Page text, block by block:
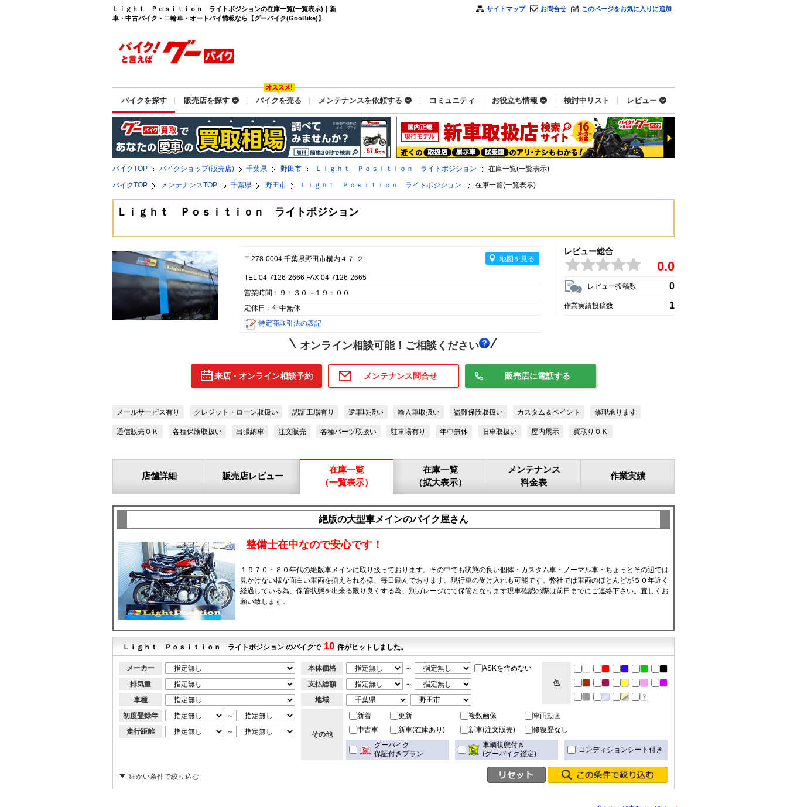
Ｌｉｇｈｔ Ｐｏｓｉｔｉｏｎ ライトポジションの在庫一覧(一覧表示)｜新
車・中古バイク・二輪車・オートバイ情報なら【グーバイク(GooBike)】
サイトマップ お問合せ このページをお気に入りに追加
バイクを探す 販売店を探す バイクを売る メンテナンスを依頼する コミュニティ お役立ち情報 検討中リスト レビュー
バイクTOP バイクショップ(販売店) 千葉県 野田市 Ｌｉｇｈｔ Ｐｏｓｉｔｉｏｎ ライトポジション
在庫一覧(一覧表示)
バイクTOP
メンテナンスTOP 千葉県 野田市 Ｌｉｇｈｔ Ｐｏｓｉｔｉｏｎ ライトポジション 在庫一覧(一覧表示)
Ｌｉｇｈｔ Ｐｏｓｉｔｉｏｎ ライトポジション
〒278-0004 千葉県野田市横内４７-２ 地図を見る
TEL 04-7126-2666 FAX 04-7126-2665
営業時間：９：３０～１９：００
定休日：年中無休
特定商取引法の表記
オンライン相談可能！ご相談ください
レビュー総合
0.0
レビュー投稿数 0
作業実績投稿数 1
来店・オンライン相談予約 メンテナンス問合せ 販売店に電話する
メールサービス有り クレジット・ローン取扱い 認証工場有り 逆車取扱い 輸入車取扱い 盗難保険取扱い カスタム＆ペイント 修理承ります
通信販売ＯＫ 各種保険取扱い 出張納車 注文販売 各種パーツ取扱い 駐車場有り 年中無休 旧車取扱い 屋内展示 買取りＯＫ
店舗詳細 販売店レビュー
在庫一覧
（一覧表示）
在庫一覧
（拡大表示）
メンテナンス
料金表
作業実績
絶版の大型車メインのバイク屋さん
整備士在中なので安心です！
１９７０・８０年代の絶版車メインに取り扱っております。その中でも状態の良い個体・カスタム車・ノーマル車・ちょっとその辺では
見かけない様な面白い車両を揃えられる様、毎日励んでおります。現行車の受け入れも可能です。弊社では車両のほとんどが５０年近く
経過している為、保管状態を出来る限り良くする為、別ガレージにて保管となります現車確認の際は前日までにご連絡下さい。宜しくお
願い致します。
Ｌｉｇｈｔ Ｐｏｓｉｔｉｏｎ ライトポジション のバイクで 10 件がヒットしました。
メーカー
排気量
車種
初度登録年
～
走行距離
～
本体価格 ～
ASKを含めない
支払総額
～
地域
色
その他
新着 更新 複数画像
車両動画
中古車
新車(在庫あり) 新車(注文販売)
修復歴なし
グーバイク
保証付きプラン
車輌状態付き
(グーバイク鑑定)
コンディションシート付き
細かい条件で絞り込む